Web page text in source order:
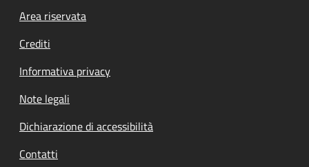
Footer menu
Area riservata
Crediti
Informativa privacy
Note legali
Dichiarazione di accessibilità
Contatti